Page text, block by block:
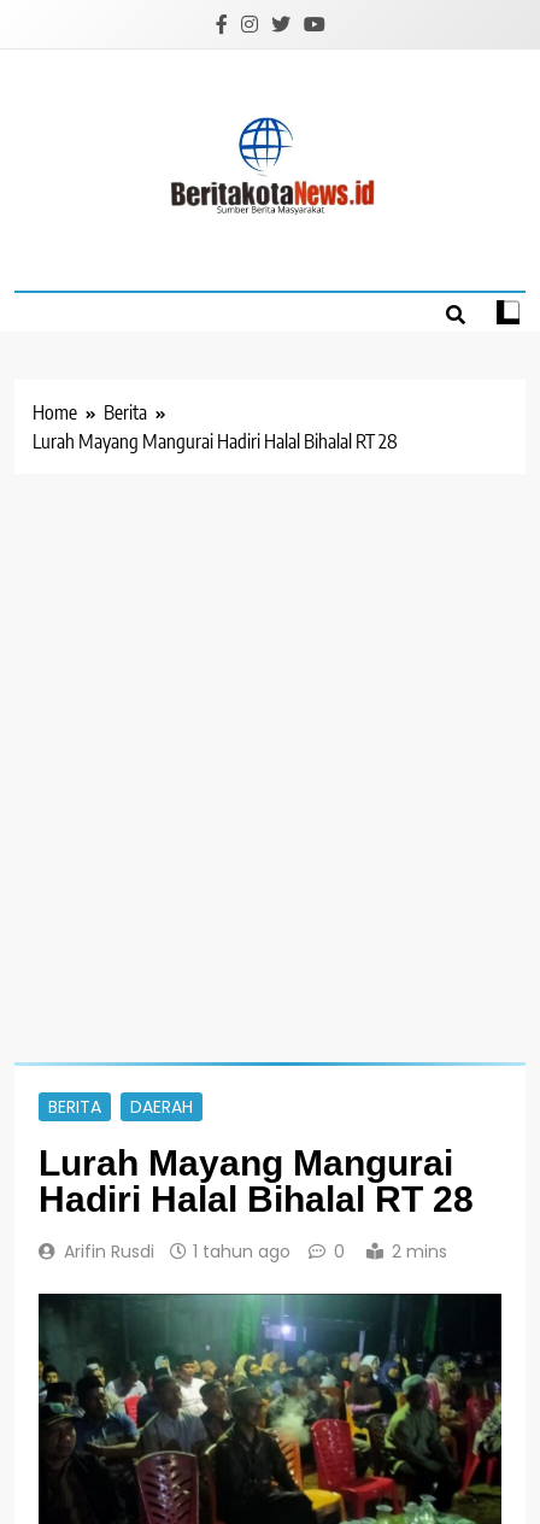
Home
Berita
Lurah Mayang Mangurai Hadiri Halal Bihalal RT 28
BERITA DAERAH
Lurah Mayang Mangurai
Hadiri Halal Bihalal RT 28
Arifin Rusdi 1 tahun ago 0 2 mins